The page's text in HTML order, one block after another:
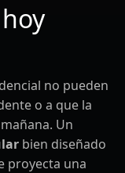
no pueden
o a que la
Un
bien diseñado
proyecta una